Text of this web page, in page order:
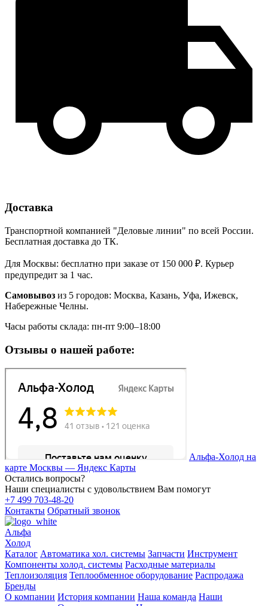
Доставка
Транспортной компанией "Деловые линии" по всей России.
Бесплатная доставка до ТК.
Для Москвы: бесплатно при заказе от 150 000 ₽. Курьер
предупредит за 1 час.
Самовывоз из 5 городов: Москва, Казань, Уфа, Ижевск,
Набережные Челны.
Часы работы склада: пн-пт 9:00–18:00
Отзывы о нашей работе:
Альфа-Холод на
карте Москвы — Яндекс Карты
Остались вопросы?
Наши специалисты с удовольствием Вам помогут
+7 499 703-48-20
Контакты Обратный звонок
Альфа
Холод
Каталог Автоматика хол. системы Запчасти Инструмент
Компоненты холод. системы Расходные материалы
Теплоизоляция Теплообменное оборудование Распродажа
Бренды
О компании История компании Наша команда Наши